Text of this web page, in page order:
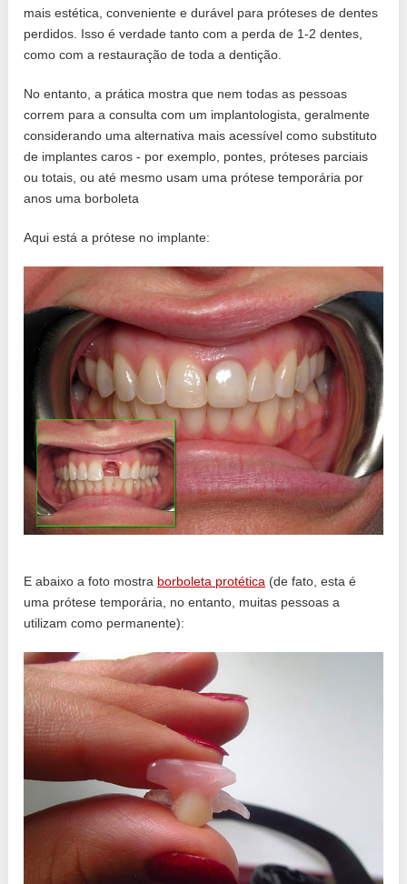
mais estética, conveniente e durável para próteses de dentes
perdidos. Isso é verdade tanto com a perda de 1-2 dentes,
como com a restauração de toda a dentição.
No entanto, a prática mostra que nem todas as pessoas
correm para a consulta com um implantologista, geralmente
considerando uma alternativa mais acessível como substituto
de implantes caros - por exemplo, pontes, próteses parciais
ou totais, ou até mesmo usam uma prótese temporária por
anos uma borboleta
Aqui está a prótese no implante:
E abaixo a foto mostra borboleta protética (de fato, esta é
uma prótese temporária, no entanto, muitas pessoas a
utilizam como permanente):